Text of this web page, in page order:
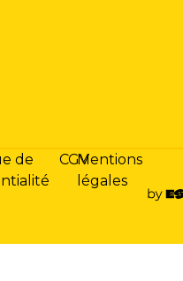
de
CGVMentions
légales